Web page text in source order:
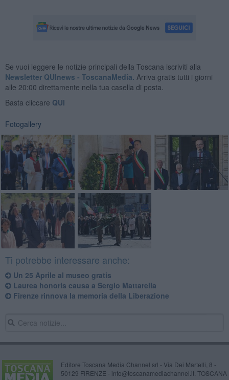
Se vuoi leggere le notizie principali della Toscana iscriviti alla
Newsletter QUInews - ToscanaMedia. Arriva gratis tutti i giorni
alle 20:00 direttamente nella tua casella di posta.
Basta cliccare QUI
Fotogallery
Ti potrebbe interessare anche:
Un 25 Aprile al museo gratis
Laurea honoris causa a Sergio Mattarella
Firenze rinnova la memoria della Liberazione
Editore Toscana Media Channel srl - Via Dei Martelli, 8 -
50129 FIRENZE - info@toscanamediachannel.it. TOSCANA